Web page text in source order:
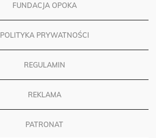
FUNDACJA OPOKA
POLITYKA PRYWATNOŚCI
REGULAMIN
REKLAMA
PATRONAT